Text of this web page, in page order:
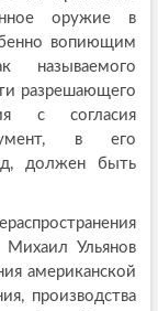
оружие в
вопиющим
называемого
разрешающего
с согласия
в его
должен быть
Ульянов
американской
производства